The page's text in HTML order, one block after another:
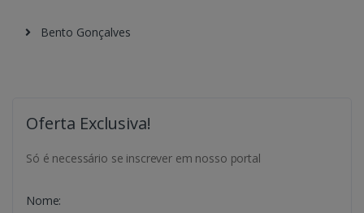
Bento Gonçalves
Oferta Exclusiva!
Só é necessário se inscrever em nosso portal
Nome: